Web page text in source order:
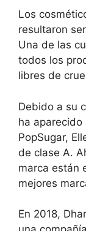
Los
resultaron
Una de las
todos los
libres de
Debido a su
ha aparecido
PopSugar,
de clase A.
marca están
mejores
En 2018,